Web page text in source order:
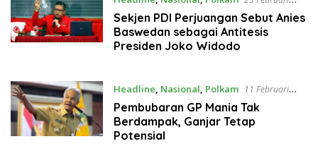
2023
Sekjen PDI Perjuangan Sebut Anies
Baswedan sebagai Antitesis
Presiden Joko Widodo
Headline, Nasional, Polkam
11 Februari
2023
Pembubaran GP Mania Tak
Berdampak, Ganjar Tetap
Potensial